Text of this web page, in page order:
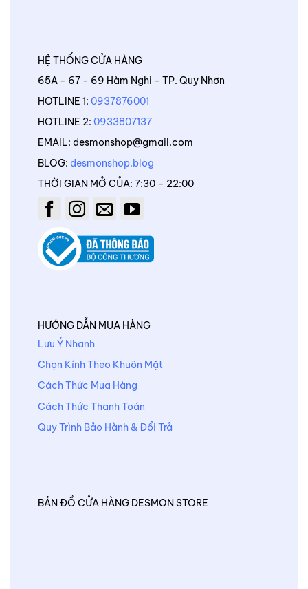
HỆ THỐNG CỬA HÀNG
65A - 67 - 69 Hàm Nghi - TP. Quy Nhơn
HOTLINE 1: 0937876001
HOTLINE 2: 0933807137
EMAIL: desmonshop@gmail.com
BLOG: desmonshop.blog
THỜI GIAN MỞ CỦA: 7:30 – 22:00
HƯỚNG DẪN MUA HÀNG
Lưu Ý Nhanh
Chọn Kính Theo Khuôn Mặt
Cách Thức Mua Hàng
Cách Thức Thanh Toán
Quy Trình Bảo Hành & Đổi Trả
BẢN ĐỒ CỬA HÀNG DESMON STORE